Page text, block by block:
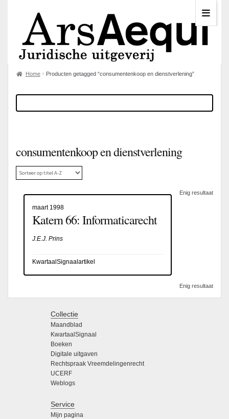
Home Producten getagged “consumentenkoop en dienstverlening”
consumentenkoop en dienstverlening
Enig resultaat
maart 1998
Katern 66: Informaticarecht
J.E.J. Prins
KwartaalSignaalartikel
Enig resultaat
Collectie
Maandblad
KwartaalSignaal
Boeken
Digitale uitgaven
Rechtspraak Vreemdelingenrecht
UCERF
Weblogs
Service
Mijn pagina